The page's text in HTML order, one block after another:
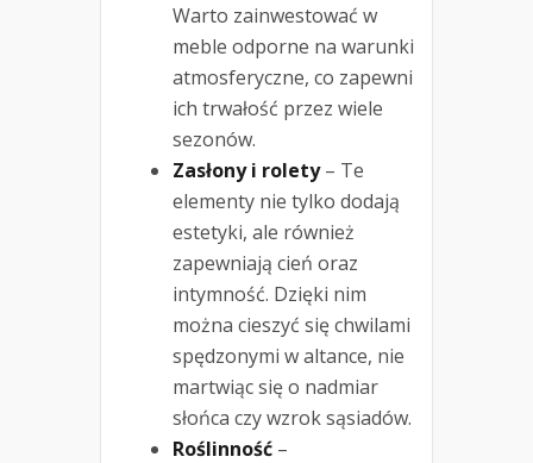
Warto zainwestować w
meble odporne na warunki
atmosferyczne, co zapewni
ich trwałość przez wiele
sezonów.
Zasłony i rolety– Te
elementy nie tylko dodają
estetyki, ale również
zapewniają cień oraz
intymność. Dzięki nim
można cieszyć się chwilami
spędzonymi w altance, nie
martwiąc się o nadmiar
słońca czy wzrok sąsiadów.
Roślinność –